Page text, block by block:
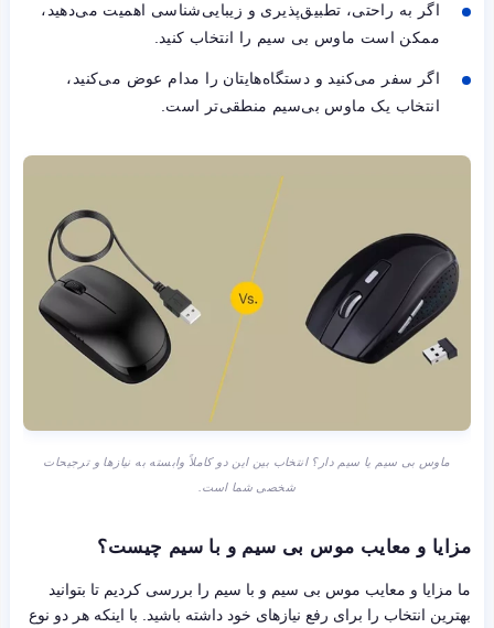
اگر به راحتی، تطبیق‌پذیری و زیبایی‌شناسی اهمیت می‌دهید،
ممکن است ماوس بی سیم را انتخاب کنید.
اگر سفر می‌کنید و دستگاه‌هایتان را مدام عوض می‌کنید،
انتخاب یک ماوس بی‌سیم منطقی‌تر است.
ماوس بی سیم یا سیم دار؟ انتخاب بین این دو کاملاً وابسته به نیازها و ترجیحات
شخصی شما است.
مزایا و معایب موس بی سیم و با سیم چیست؟
ما مزایا و معایب موس بی سیم و با سیم را بررسی کردیم تا بتوانید
بهترین انتخاب را برای رفع نیازهای خود داشته باشید. با اینکه هر دو نوع